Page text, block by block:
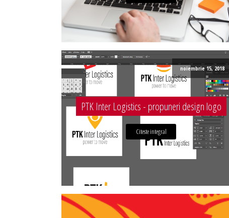
noiembrie 15, 2018
PTK Inter Logistics - propuneri design logo
Citeste integral